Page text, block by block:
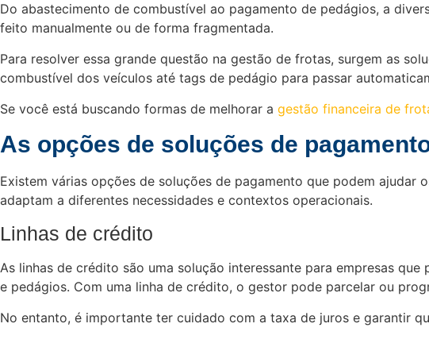
Do abastecimento de combustível ao pagamento de pedágios, a
feito manualmente ou de forma fragmentada.
Para resolver essa grande questão na gestão de frotas, surgem as
combustível dos veículos até tags de pedágio para passar
Se você está buscando formas de melhorar a gestão financeira de
As opções de soluções de
Existem várias opções de soluções de pagamento que podem
adaptam a diferentes necessidades e contextos operacionais.
Linhas de crédito
As linhas de crédito são uma solução interessante para empresas
e pedágios. Com uma linha de crédito, o gestor pode parcelar ou
No entanto, é importante ter cuidado com a taxa de juros e garantir